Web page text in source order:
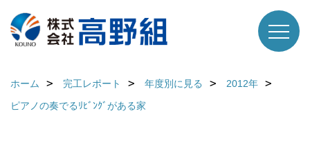
ホーム 完工レポート 年度別に見る
2012年
ピアノの奏でるﾘﾋﾞﾝｸﾞがある家